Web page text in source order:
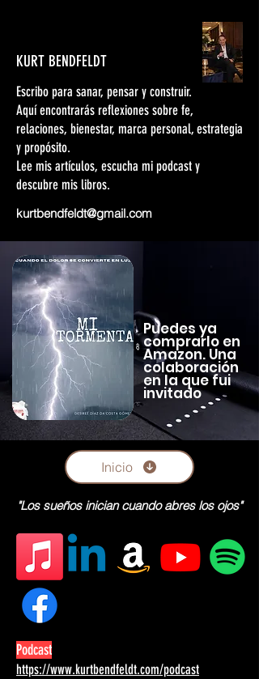
KURT BENDFELDT
Escribo para sanar, pensar y construir.
Aquí encontrarás reflexiones sobre fe,
relaciones, bienestar, marca personal, estrategia
y propósito.
Lee mis artículos, escucha mi podcast y
descubre mis libros.
kurtbendfeldt@gmail.com
Puedes ya
comprarlo en
Amazon. Una
colaboración
en la que fui
invitado
Inicio
"Los sueños inician cuando abres los ojos"
Podcast
https://www.kurtbendfeldt.com/podcast